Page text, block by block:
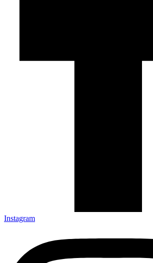
Instagram